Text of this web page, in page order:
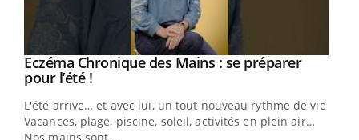
Youtube
Eczéma Chronique des Mains : se préparer
pour l’été !Youtube
L'été arrive… et avec lui, un tout nouveau rythme de vie !
Vacances, plage, piscine, soleil, activités en plein air…